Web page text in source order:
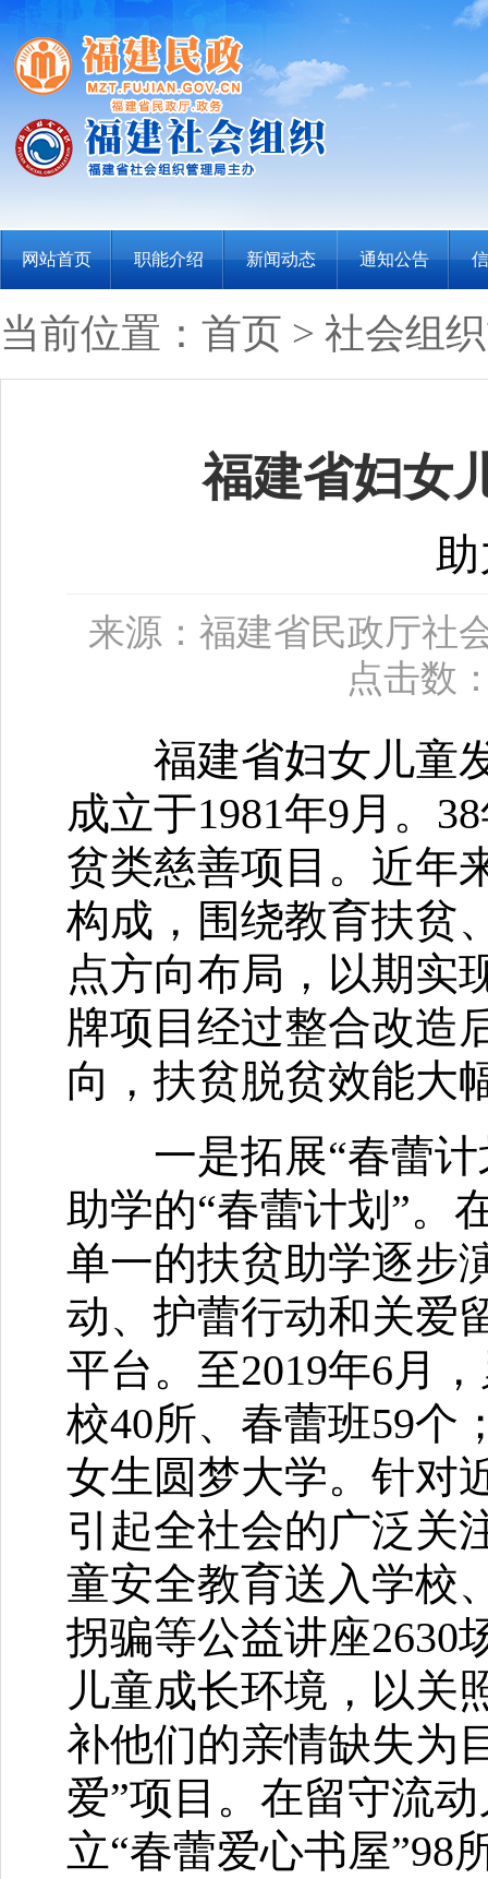
网站首页 职能介绍 新闻动态 通知公告
当前位置： 首页 > 社会组
福建省妇女
来源：福建省民政厅
点击数
福建省妇女儿童发
成立于1981年9月。
贫类慈善项目。近年
构成，围绕教育扶贫
点方向布局，以期实
牌项目经过整合改造
向，扶贫脱贫效能大
一是拓展“春蕾计
助学的“春蕾计划”。
单一的扶贫助学逐步
动、护蕾行动和关爱
平台。至2019年6月
校40所、春蕾班59个
女生圆梦大学。针对
引起全社会的广泛关
童安全教育送入学校
拐骗等公益讲座2630
儿童成长环境，以关
补他们的亲情缺失为
爱”项目。在留守流
立“春蕾爱心书屋”98